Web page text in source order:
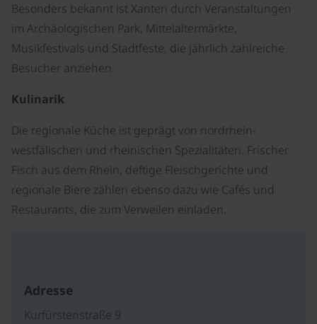
Besonders bekannt ist Xanten durch Veranstaltungen
im Archäologischen Park, Mittelaltermärkte,
Musikfestivals und Stadtfeste, die jährlich zahlreiche
Besucher anziehen.
Kulinarik
Die regionale Küche ist geprägt von nordrhein-
westfälischen und rheinischen Spezialitäten. Frischer
Fisch aus dem Rhein, deftige Fleischgerichte und
regionale Biere zählen ebenso dazu wie Cafés und
Restaurants, die zum Verweilen einladen.
Adresse
Kurfürstenstraße 9